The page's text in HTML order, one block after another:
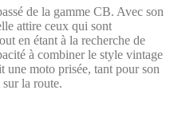
de la gamme CB. Avec son
attire ceux qui sont
en étant à la recherche de
à combiner le style vintage
une moto prisée, tant pour son
la route.